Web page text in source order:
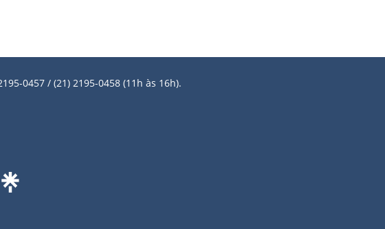
0457 / (21) 2195-0458 (11h às 16h).